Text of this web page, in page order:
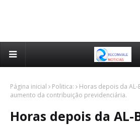
Página inicial Politica:
Horas depois da AL-
aumento da contribuição previdenciária.
Horas depois da AL-